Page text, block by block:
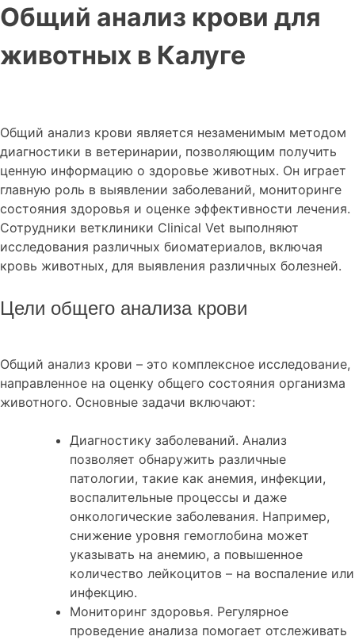
Общий анализ крови для
животных в Калуге
Общий анализ крови является незаменимым методом
диагностики в ветеринарии, позволяющим получить
ценную информацию о здоровье животных. Он играет
главную роль в выявлении заболеваний, мониторинге
состояния здоровья и оценке эффективности лечения.
Сотрудники ветклиники Clinical Vet выполняют
исследования различных биоматериалов, включая
кровь животных, для выявления различных болезней.
Цели общего анализа крови
Общий анализ крови – это комплексное исследование,
направленное на оценку общего состояния организма
животного. Основные задачи включают:
Диагностику заболеваний. Анализ
позволяет обнаружить различные
патологии, такие как анемия, инфекции,
воспалительные процессы и даже
онкологические заболевания. Например,
снижение уровня гемоглобина может
указывать на анемию, а повышенное
количество лейкоцитов – на воспаление или
инфекцию.
Мониторинг здоровья. Регулярное
проведение анализа помогает отслеживать